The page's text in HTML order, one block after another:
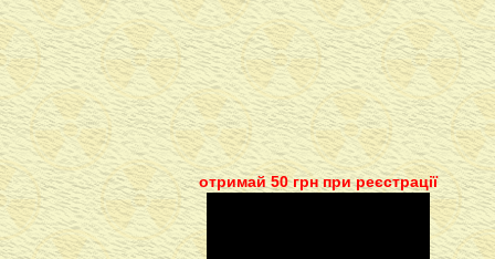
отримай 50 грн при реєстрації